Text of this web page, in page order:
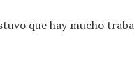
que hay mucho